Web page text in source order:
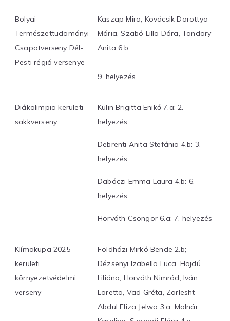
Bolyai
Természettudományi
Csapatverseny Dél-
Pesti régió versenye
Kaszap Mira, Kovácsik Dorottya
Mária, Szabó Lilla Dóra, Tandory
Anita 6.b:
9. helyezés
Diákolimpia kerületi
sakkverseny
Kulin Brigitta Enikő 7.a: 2.
helyezés
Debrenti Anita Stefánia 4.b: 3.
helyezés
Dabóczi Emma Laura 4.b: 6.
helyezés
Horváth Csongor 6.a: 7. helyezés
Klímakupa 2025
kerületi
környezetvédelmi
verseny
Földházi Mirkó Bende 2.b;
Dézsenyi Izabella Luca, Hajdú
Liliána, Horváth Nimród, Iván
Loretta, Vad Gréta, Zarlesht
Abdul Eliza Jelwa 3.a; Molnár